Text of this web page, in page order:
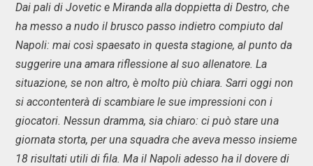
Dai pali di Jovetic e Miranda alla doppietta di Destro, che
ha messo a nudo il brusco passo indietro compiuto dal
Napoli: mai così spaesato in questa stagione, al punto da
suggerire una amara riflessione al suo allenatore. La
situazione, se non altro, è molto più chiara. Sarri oggi non
si accontenterà di scambiare le sue impressioni con i
giocatori. Nessun dramma, sia chiaro: ci può stare una
giornata storta, per una squadra che aveva messo insieme
18 risultati utili di fila. Ma il Napoli adesso ha il dovere di